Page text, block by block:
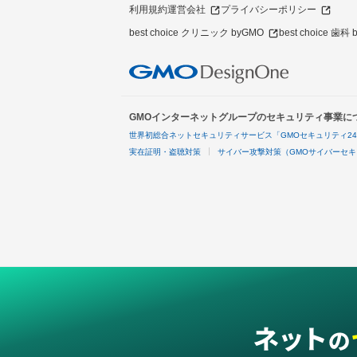
利用規約運営会社 プライバシーポリシー
best choice クリニック byGMO best choice 歯科
GMOインターネットグループのセキュリティ事業に
世界初総合ネットセキュリティサービス「GMOセキュリティ24
実在証明・盗聴対策 サイバー攻撃対策（GMOサイバーセキ